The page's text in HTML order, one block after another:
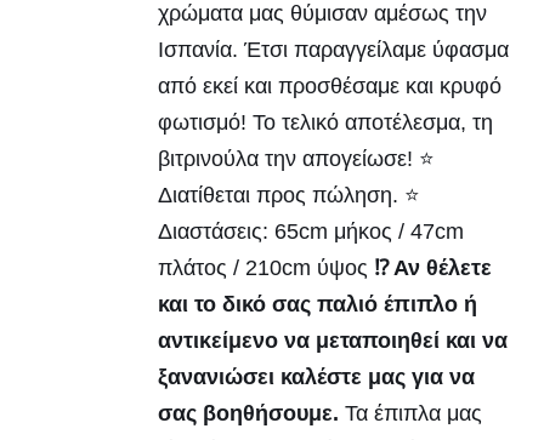
χρώματα μας θύμισαν αμέσως την
Ισπανία. Έτσι παραγγείλαμε ύφασμα
από εκεί και προσθέσαμε και κρυφό
φωτισμό! Το τελικό αποτέλεσμα, τη
βιτρινούλα την απογείωσε! ⭐
Διατίθεται προς πώληση. ⭐
Διαστάσεις: 65cm μήκος / 47cm
πλάτος / 210cm ύψος ⁉️ Αν θέλετε
και το δικό σας παλιό έπιπλο ή
αντικείμενο να μεταποιηθεί και να
ξανανιώσει καλέστε μας για να
σας βοηθήσουμε. Τα έπιπλα μας